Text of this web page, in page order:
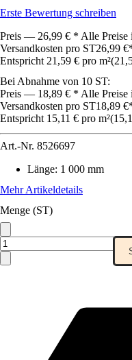
Erste Bewertung schreiben
Preis — 26,99 € * Alle Preise
Versandkosten pro ST26,99 €
Entspricht 21,59 € pro m²(
Bei Abnahme von 10 ST:
Preis — 18,89 € * Alle Preise
Versandkosten pro ST18,89 €
Entspricht 15,11 € pro m²(
Art.-Nr. 8526697
Länge: 1 000 mm
Mehr Artikeldetails
Menge (ST)